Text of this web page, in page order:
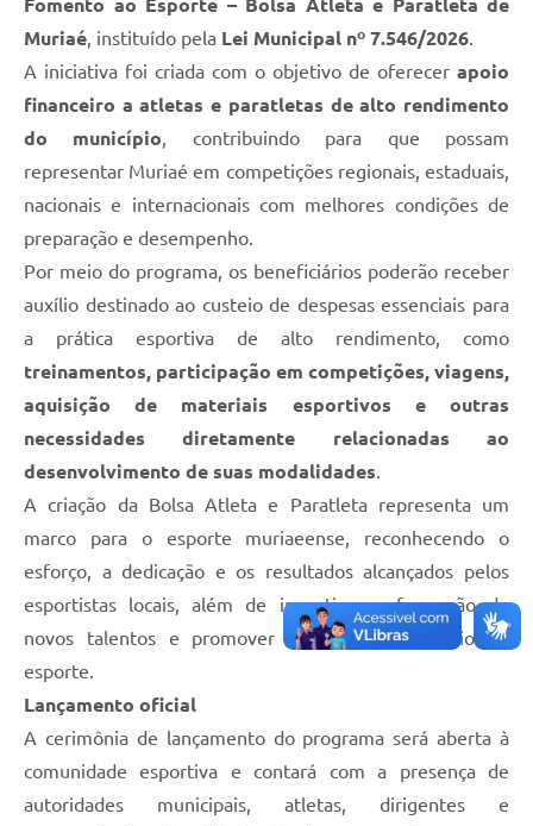
Fomento ao Esporte – Bolsa Atleta e Paratleta de
Muriaé, instituído pela Lei Municipal nº 7.546/2026.
A iniciativa foi criada com o objetivo de oferecer apoio
financeiro a atletas e paratletas de alto rendimento
do município, contribuindo para que possam
representar Muriaé em competições regionais, estaduais,
nacionais e internacionais com melhores condições de
preparação e desempenho.
Por meio do programa, os beneficiários poderão receber
auxílio destinado ao custeio de despesas essenciais para
a prática esportiva de alto rendimento, como
treinamentos, participação em competições, viagens,
aquisição de materiais esportivos e outras
necessidades diretamente relacionadas ao
desenvolvimento de suas modalidades.
A criação da Bolsa Atleta e Paratleta representa um
marco para o esporte muriaeense, reconhecendo o
esforço, a dedicação e os resultados alcançados pelos
esportistas locais, além de incentivar a formação de
novos talentos e promover a inclusão por meio do
esporte.
Lançamento oficial
A cerimônia de lançamento do programa será aberta à
comunidade esportiva e contará com a presença de
autoridades municipais, atletas, dirigentes e